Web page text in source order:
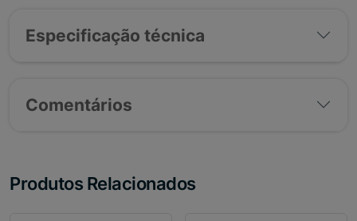
Especificação técnica
Comentários
Produtos Relacionados